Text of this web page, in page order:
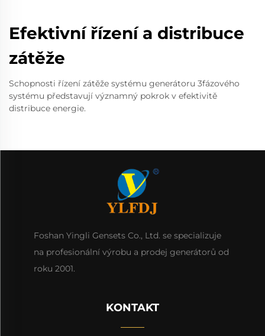
Efektivní řízení a distribuce
zátěže
Schopnosti řízení zátěže systému generátoru 3fázového
systému představují významný pokrok v efektivitě
distribuce energie.
Foshan Yingli Gensets Co., Ltd. se specializuje
na profesionální výrobu a prodej generátorů od
roku 2001.
KONTAKT